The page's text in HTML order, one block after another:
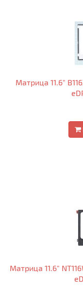
Матрица 11.6"
Матрица 11.6"